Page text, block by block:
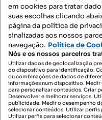
em cookies para tratar
suas escolhas clicando
página da política de
sinalizadas aos nossos
navegação. Política de
Nós e os nossos parceiros
Utilizar dados de geolocalização
do dispositivo para identificação.
ou combinações de dados de
informações num dispositivo.
para personalizar conteúdos. Criar
Desenvolver e melhorar serviços.
publicidade. Medir o desempenho
selecionar conteúdos. Utilizar
Utilizar perfis para selecionar